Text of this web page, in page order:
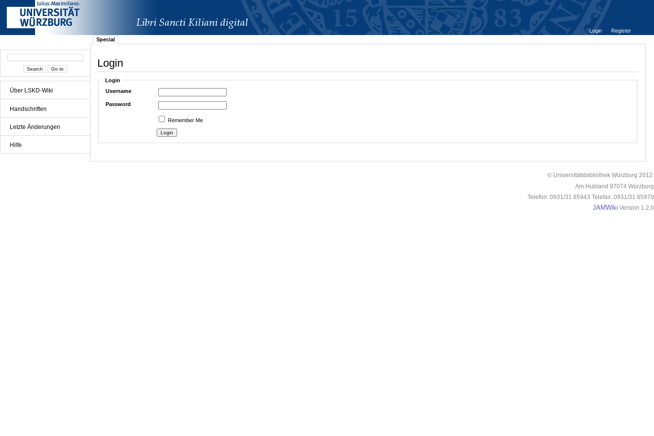
Über LSKD-Wiki
Handschriften
Letzte Änderungen
Hilfe
Login
Register
Special
Login
Login
Username
Password
Remember Me
© Universitätsbibliothek Würzburg 2012.
Am Hubland 97074 Würzburg
Telefon: 0931/31 85943 Telefax: 0931/31 85970
JAMWiki Version 1.2.0